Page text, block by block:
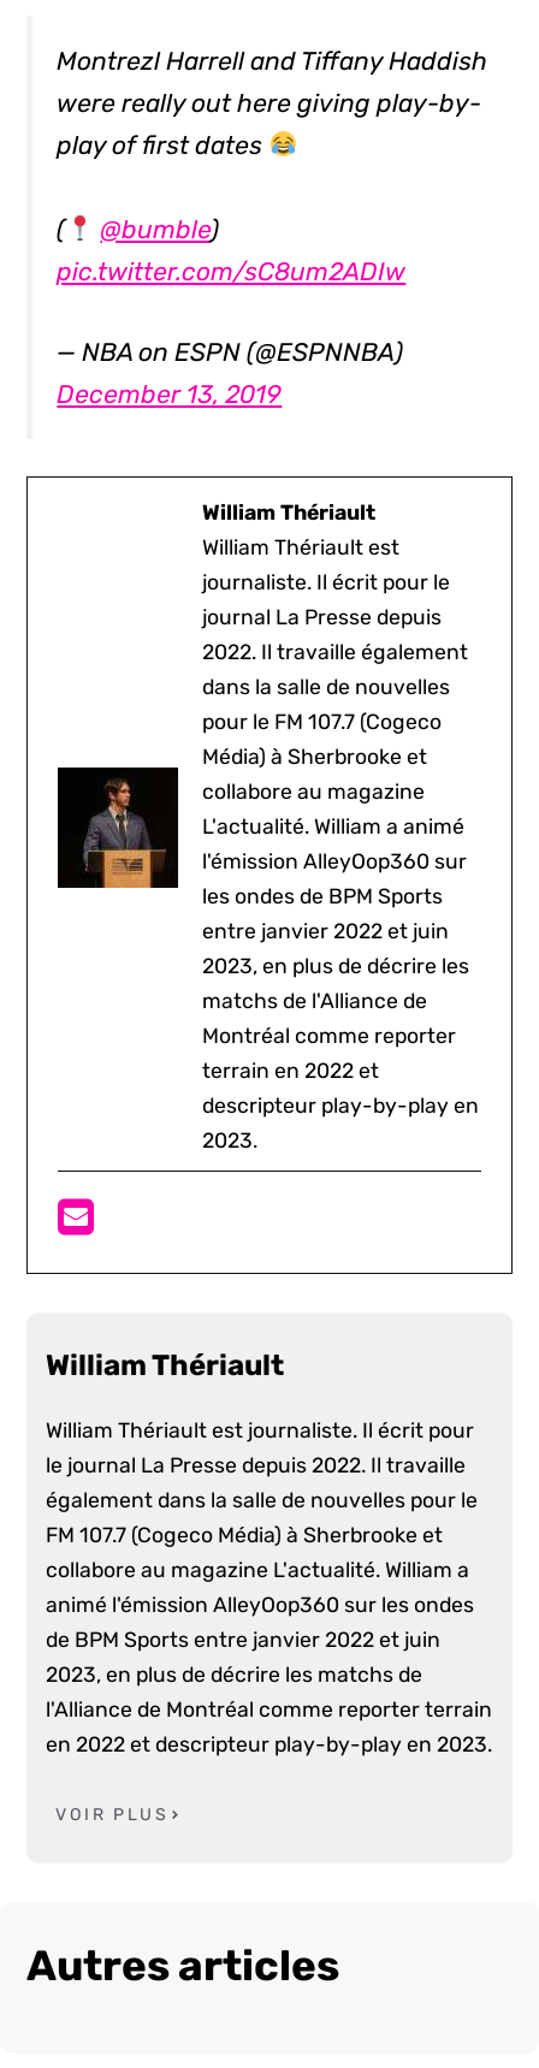
Montrezl Harrell and Tiffany Haddish
were really out here giving play-by-
play of first dates
( @bumble)
pic.twitter.com/sC8um2ADIw
— NBA on ESPN (@ESPNNBA)
December 13, 2019
William Thériault
William Thériault est
journaliste. Il écrit pour le
journal La Presse depuis
2022. Il travaille également
dans la salle de nouvelles
pour le FM 107.7 (Cogeco
Média) à Sherbrooke et
collabore au magazine
L'actualité. William a animé
l'émission AlleyOop360 sur
les ondes de BPM Sports
entre janvier 2022 et juin
2023, en plus de décrire les
matchs de l'Alliance de
Montréal comme reporter
terrain en 2022 et
descripteur play-by-play en
2023.
William Thériault
William Thériault est journaliste. Il écrit pour
le journal La Presse depuis 2022. Il travaille
également dans la salle de nouvelles pour le
FM 107.7 (Cogeco Média) à Sherbrooke et
collabore au magazine L'actualité. William a
animé l'émission AlleyOop360 sur les ondes
de BPM Sports entre janvier 2022 et juin
2023, en plus de décrire les matchs de
l'Alliance de Montréal comme reporter terrain
en 2022 et descripteur play-by-play en 2023.
VOIR PLUS
Autres articles